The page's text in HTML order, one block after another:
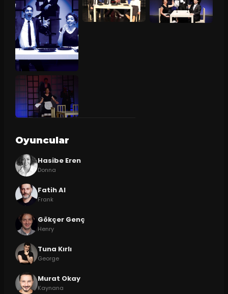
Oyuncular
Hasibe Eren
Donna
Fatih Al
Frank
Gökçer Genç
Henry
Tuna Kırlı
George
Murat Okay
Kaynana